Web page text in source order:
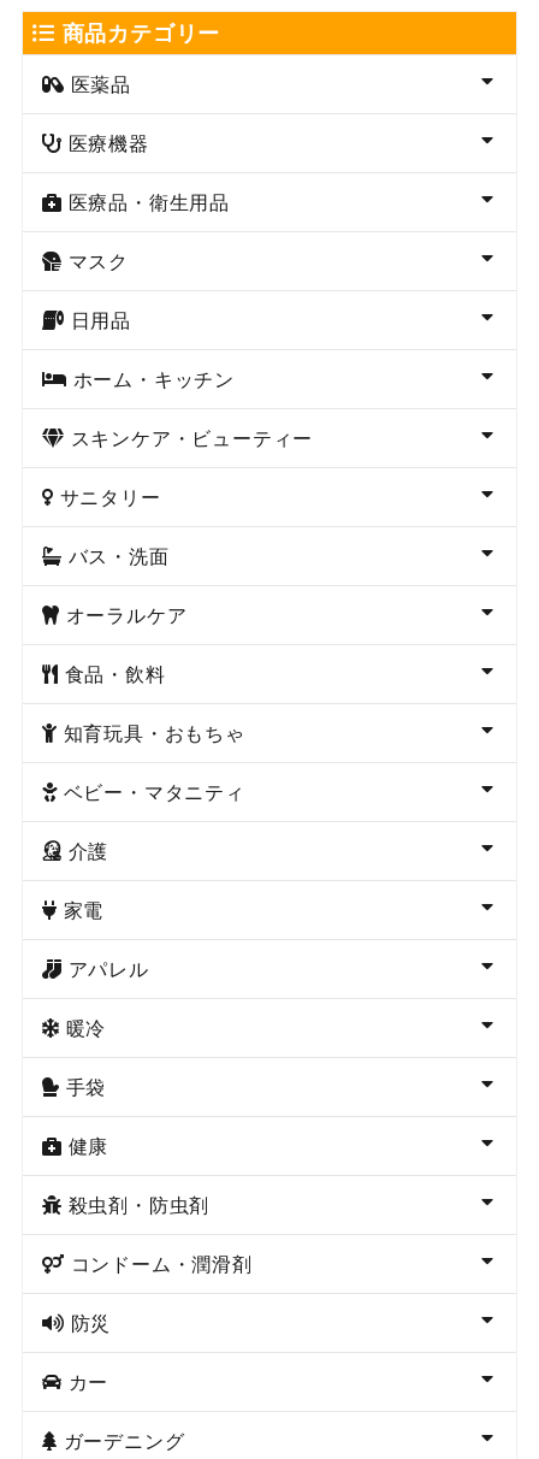
商品カテゴリー
医薬品
医療機器
医療品・衛生用品
マスク
日用品
ホーム・キッチン
スキンケア・ビューティー
サニタリー
バス・洗面
オーラルケア
食品・飲料
知育玩具・おもちゃ
ベビー・マタニティ
介護
家電
アパレル
暖冷
手袋
健康
殺虫剤・防虫剤
コンドーム・潤滑剤
防災
カー
ガーデニング